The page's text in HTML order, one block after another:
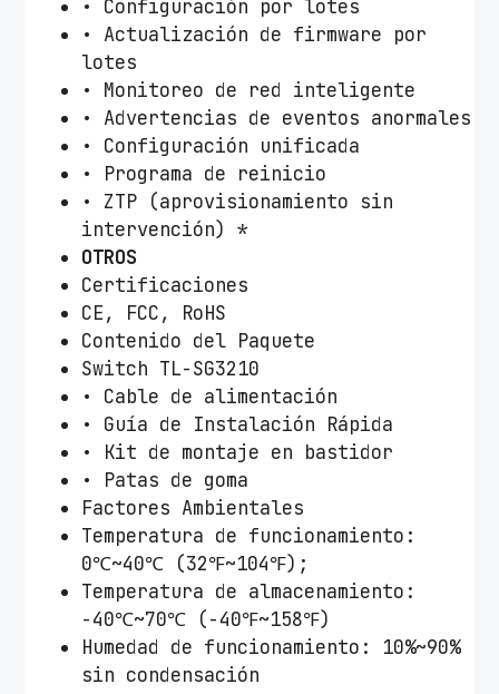
• Configuración por lotes
• Actualización de firmware por
lotes
• Monitoreo de red inteligente
• Advertencias de eventos anormales
• Configuración unificada
• Programa de reinicio
• ZTP (aprovisionamiento sin
intervención) *
OTROS
Certificaciones
CE, FCC, RoHS
Contenido del Paquete
Switch TL-SG3210
• Cable de alimentación
• Guía de Instalación Rápida
• Kit de montaje en bastidor
• Patas de goma
Factores Ambientales
Temperatura de funcionamiento:
0℃~40℃ (32℉~104℉);
Temperatura de almacenamiento:
-40℃~70℃ (-40℉~158℉)
Humedad de funcionamiento: 10%~90%
sin condensación